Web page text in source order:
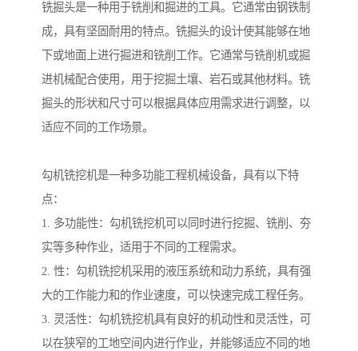
铣掘头是一种用于铣削和掘进的工具。它通常由钢铁制
成，具有坚固耐用的特点。铣掘头的设计使其能够在地
下或地面上进行掘进和铣削工作。它通常与铣削机或掘
进机械配合使用，用于挖掘土壤、岩石或其他材料。铣
掘头的形状和尺寸可以根据具体应用需求进行调整，以
适应不同的工作场景。
勾机铣挖机是一种多功能工程机械设备，具有以下特
点：
1. 多功能性：勾机铣挖机可以同时进行挖掘、铣削、夯
实等多种作业，适用于不同的工程需求。
2. 性：勾机铣挖机采用的液压系统和动力系统，具有强
大的工作能力和的作业速度，可以快速完成工程任务。
3. 灵活性：勾机铣挖机具有良好的机动性和灵活性，可
以在狭窄的工地空间内进行作业，并能够适应不同的地